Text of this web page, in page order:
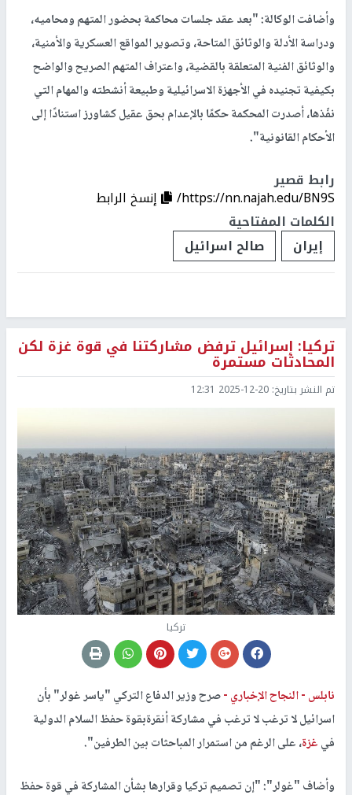
وأضافت الوكالة: "بعد عقد جلسات محاكمة بحضور المتهم ومحاميه،
ودراسة الأدلة والوثائق المتاحة، وتصوير المواقع العسكرية والأمنية،
والوثائق الفنية المتعلقة بالقضية، واعتراف المتهم الصريح والواضح
بكيفية تجنيده في الأجهزة الاسرائيلية وطبيعة أنشطته والمهام التي
نفّذها، أصدرت المحكمة حكمًا بالإعدام بحق عقيل كشاورز استنادًا إلى
الأحكام القانونية".
رابط قصير
https://nn.najah.edu/BN9S/
إنسخ الرابط
الكلمات المفتاحية
إيران
صالح اسرائيل
تركيا: إسرائيل ترفض مشاركتنا في قوة غزة لكن
المحادثات مستمرة
تم النشر بتاريخ: 2025-12-20 12:31
تركيا
نابلس -النجاح الإخباري -صرح وزير الدفاع التركي "ياسر غولر" بأن
اسرائيل لا ترغب لا ترغب في مشاركة أنقرةبقوة حفظ السلام الدولية
فيغزة، على الرغم من استمرار المباحثات بين الطرفين".
وأضاف "غولر": "إن تصميم تركيا وقرارها بشأن المشاركة في قوة حفظ